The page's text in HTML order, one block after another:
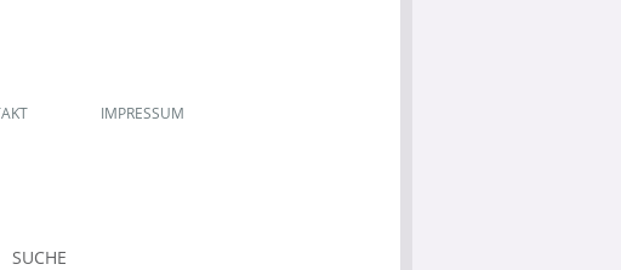
IMPRESSUM
SUCHE